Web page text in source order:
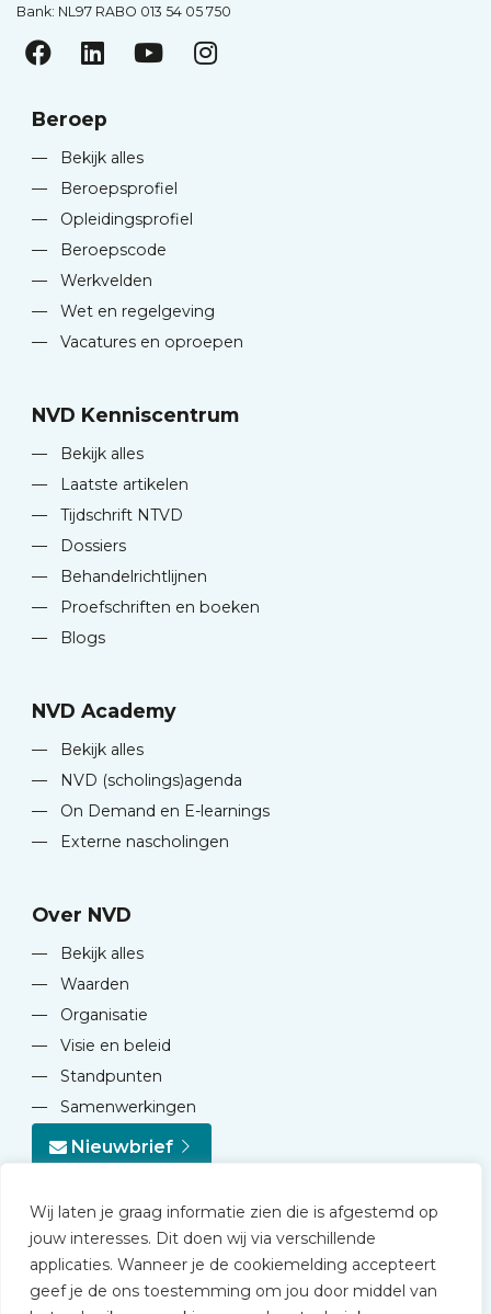
Wij laten je graag informatie zien die is afgestemd op
jouw interesses. Dit doen wij via verschillende
applicaties. Wanneer je de cookiemelding accepteert
geef je de ons toestemming om jou door middel van
Bank: NL97 RABO 013 54 05 750
Beroep
—
Bekijk alles
—
Beroepsprofiel
—
Opleidingsprofiel
—
Beroepscode
—
Werkvelden
—
Wet en regelgeving
—
Vacatures en oproepen
NVD Kenniscentrum
—
Bekijk alles
—
Laatste artikelen
—
Tijdschrift NTVD
—
Dossiers
—
Behandelrichtlijnen
—
Proefschriften en boeken
—
Blogs
NVD Academy
—
Bekijk alles
—
NVD (scholings)agenda
—
On Demand en E-learnings
—
Externe nascholingen
Over NVD
—
Bekijk alles
—
Waarden
—
Organisatie
—
Visie en beleid
—
Standpunten
—
Samenwerkingen
Nieuwbrief
© 2026 NVD